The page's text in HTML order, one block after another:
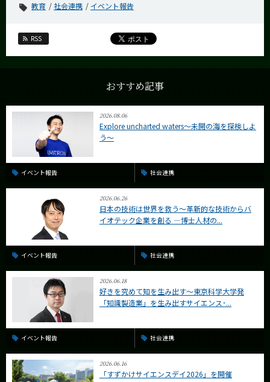
教育 社会連携 イベント報告
RSS
おすすめ記事
2026.08.06
Explore uncharted waters～未開の海を探検しよ
う～
イベント報告 社会連携
2026.06.26
日本の技術は世界を救う〜革新的な技術からバ
イオテック企業を創る —博士人材の...
イベント報告 社会連携
2026.06.18
好きを究めて知を生み出す〜東京科学大学発
「知識製造業」を生み出すサイエンス･...
イベント報告 社会連携
2026.06.16
「すずかけサイエンスデイ2026」を開催